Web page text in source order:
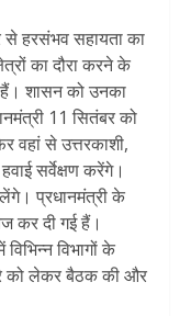
हरसंभव सहायता का
का दौरा करने के
शासन को उनका
11 सितंबर को
वहां से उत्तरकाशी,
सर्वेक्षण करेंगे।
प्रधानमंत्री के
कर दी गई हैं।
विभागों के
को लेकर बैठक की और